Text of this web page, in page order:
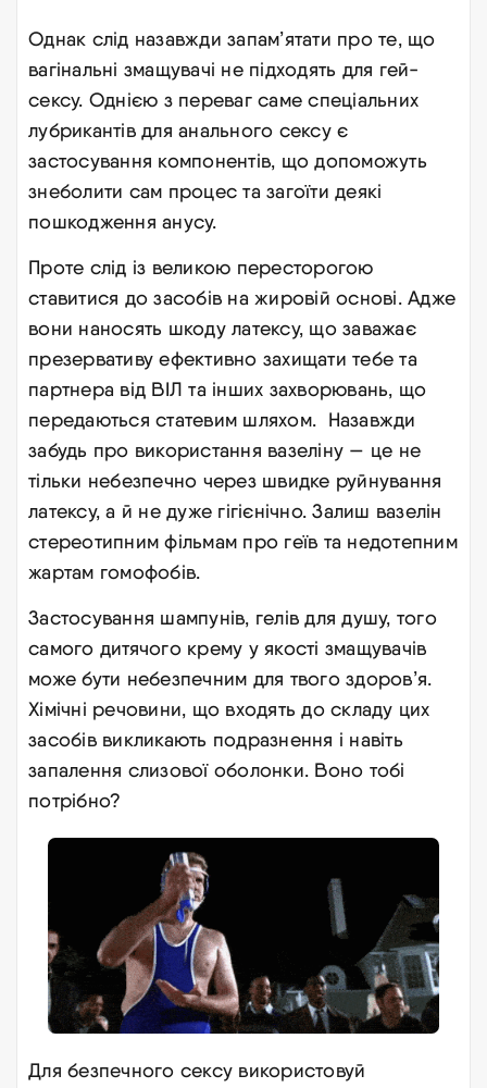
Однак слід назавжди запам’ятати про те, що
вагінальні змащувачі не підходять для гей-
сексу. Однією з переваг саме спеціальних
лубрикантів для анального сексу є
застосування компонентів, що допоможуть
знеболити сам процес та загоїти деякі
пошкодження анусу.
Проте слід із великою пересторогою
ставитися до засобів на жировій основі. Адже
вони наносять шкоду латексу, що заважає
презервативу ефективно захищати тебе та
партнера від ВІЛ та інших захворювань, що
передаються статевим шляхом. Назавжди
забудь про використання вазеліну — це не
тільки небезпечно через швидке руйнування
латексу, а й не дуже гігієнічно. Залиш вазелін
стереотипним фільмам про геїв та недотепним
жартам гомофобів.
Застосування шампунів, гелів для душу, того
самого дитячого крему у якості змащувачів
може бути небезпечним для твого здоров’я.
Хімічні речовини, що входять до складу цих
засобів викликають подразнення і навіть
запалення слизової оболонки. Воно тобі
потрібно?
Для безпечного сексу використовуй